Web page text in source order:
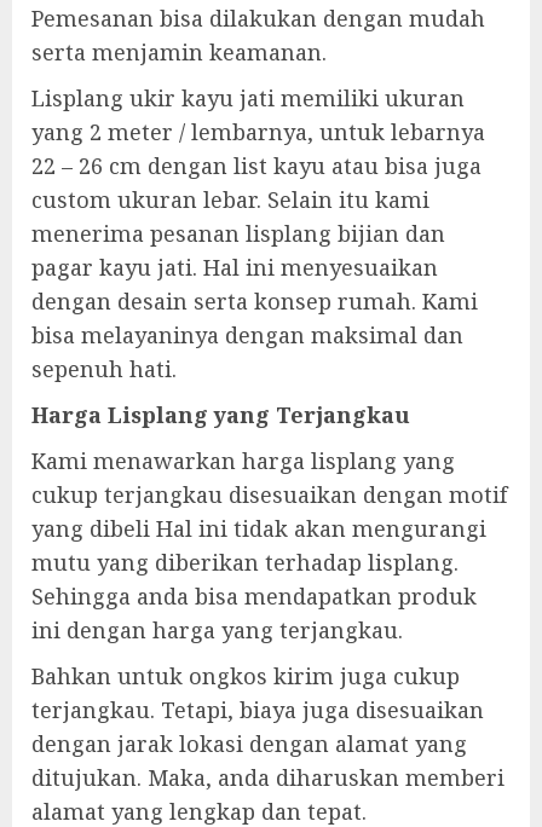
Pemesanan bisa dilakukan dengan mudah
serta menjamin keamanan.
Lisplang ukir kayu jati memiliki ukuran
yang 2 meter / lembarnya, untuk lebarnya
22 – 26 cm dengan list kayu atau bisa juga
custom ukuran lebar. Selain itu kami
menerima pesanan lisplang bijian dan
pagar kayu jati. Hal ini menyesuaikan
dengan desain serta konsep rumah. Kami
bisa melayaninya dengan maksimal dan
sepenuh hati.
Harga Lisplang yang Terjangkau
Kami menawarkan harga lisplang yang
cukup terjangkau disesuaikan dengan motif
yang dibeli Hal ini tidak akan mengurangi
mutu yang diberikan terhadap lisplang.
Sehingga anda bisa mendapatkan produk
ini dengan harga yang terjangkau.
Bahkan untuk ongkos kirim juga cukup
terjangkau. Tetapi, biaya juga disesuaikan
dengan jarak lokasi dengan alamat yang
ditujukan. Maka, anda diharuskan memberi
alamat yang lengkap dan tepat.